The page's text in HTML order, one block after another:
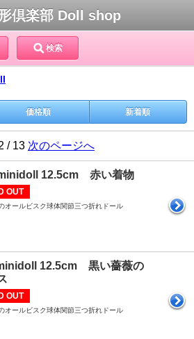
倶楽部 Doll shop
検索
価格順 新着順
/ 13 次のページへ
12.5cm 赤い着物
OUT
オールビスク球体関節三つ折れドール
12.5cm 黒い薔薇の
OUT
オールビスク球体関節三つ折れドール